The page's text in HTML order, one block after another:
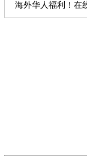
海外华人福利！在